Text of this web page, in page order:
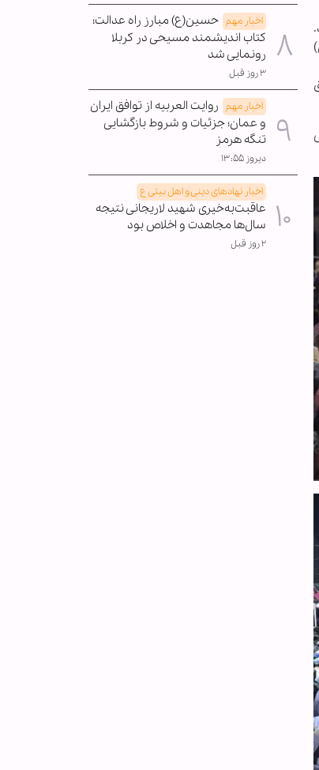
اخبار مهم حسین(ع) مبارز راه عدالت؛
کتاب اندیشمند مسیحی در کربلا
رونمایی شد
۳ روز قبل
اخبار مهم روایت العربیه از توافق ایران
و عمان؛ جزئیات و شروط بازگشایی
تنگه هرمز
دیروز ۱۳:۵۵
اخبار نهادهای دینی و اهل بیتی ع
عاقبت‌به‌خیری شهید لاریجانی نتیجه
سال‌ها مجاهدت و اخلاص بود
۲ روز قبل